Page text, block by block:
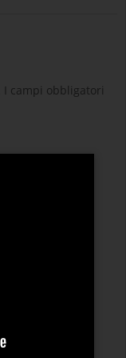
I campi obbligatori